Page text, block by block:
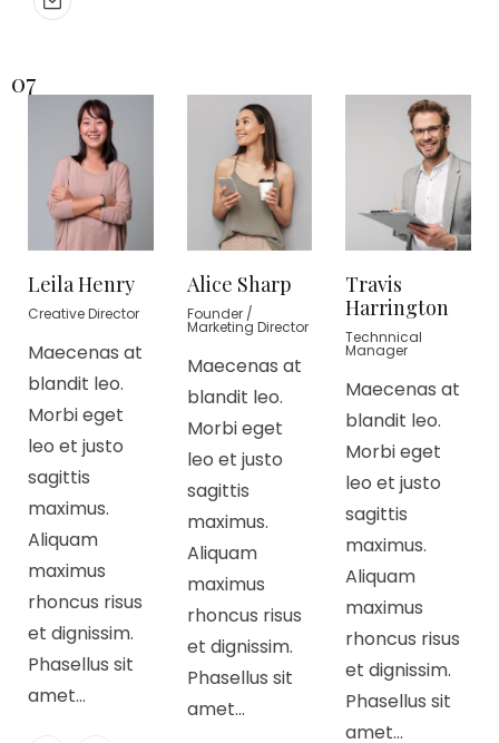
07
Leila Henry
Creative Director
Maecenas at
blandit leo.
Morbi eget
leo et justo
sagittis
maximus.
Aliquam
maximus
rhoncus risus
et dignissim.
Phasellus sit
amet…
Alice Sharp
Founder /
Marketing Director
Maecenas at
blandit leo.
Morbi eget
leo et justo
sagittis
maximus.
Aliquam
maximus
rhoncus risus
et dignissim.
Phasellus sit
amet…
Travis
Harrington
Technnical
Manager
Maecenas at
blandit leo.
Morbi eget
leo et justo
sagittis
maximus.
Aliquam
maximus
rhoncus risus
et dignissim.
Phasellus sit
amet…